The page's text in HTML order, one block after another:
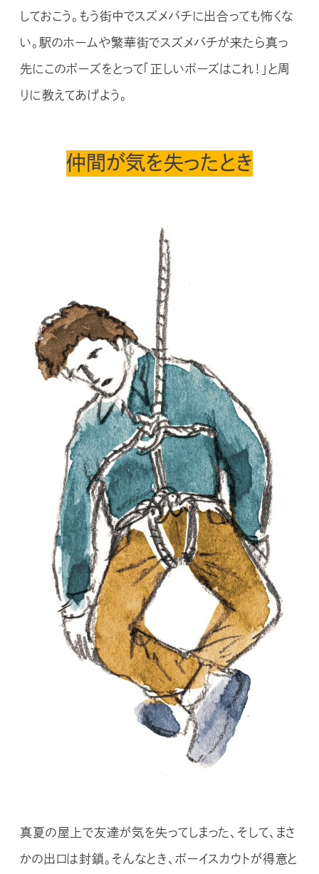
しておこう。もう街中でスズメバチに出合っても怖くな
い。駅のホームや繁華街でスズメバチが来たら真っ
先にこのポーズをとって「正しいポーズはこれ！」と周
りに教えてあげよう。
仲間が気を失ったとき
真夏の屋上で友達が気を失ってしまった、そして、まさ
かの出口は封鎖。そんなとき、ボーイスカウトが得意と